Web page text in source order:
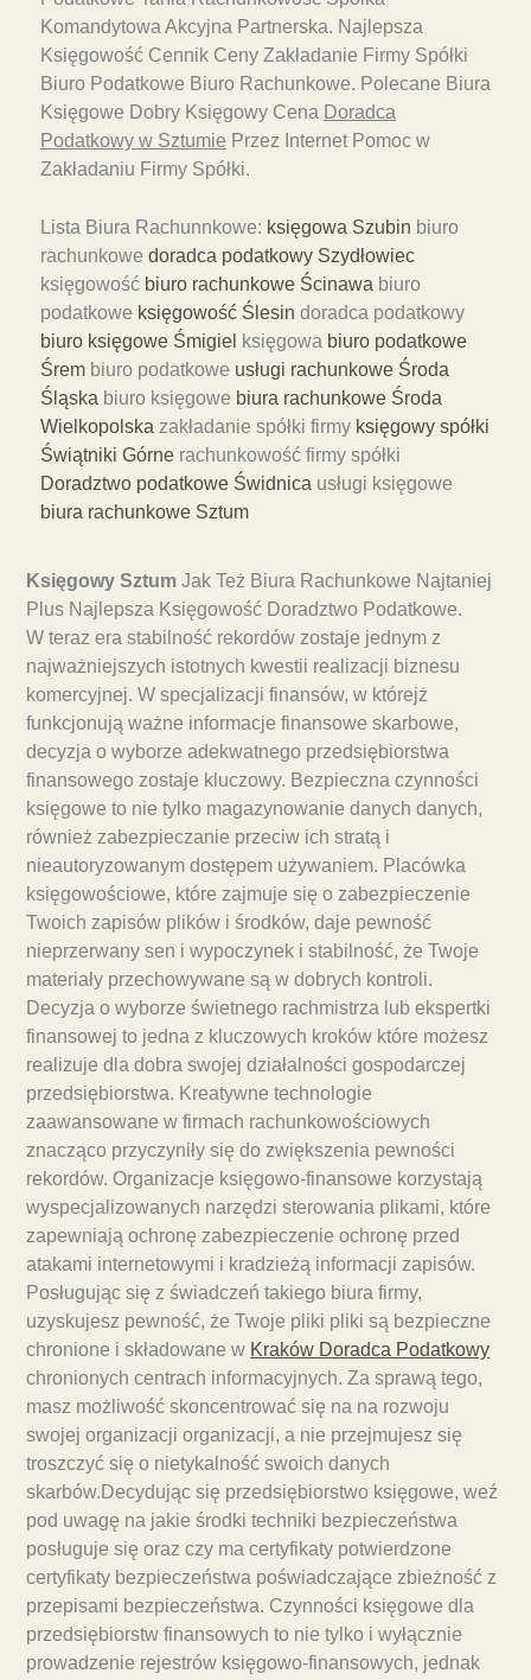
Komandytowa Akcyjna Partnerska. Najlepsza
Księgowość Cennik Ceny Zakładanie Firmy Spółki
Biuro Podatkowe Biuro Rachunkowe. Polecane Biura
Księgowe Dobry Księgowy Cena Doradca
Podatkowy w Sztumie Przez Internet Pomoc w
Zakładaniu Firmy Spółki.
Lista Biura Rachunnkowe: księgowa Szubin biuro
rachunkowe doradca podatkowy Szydłowiec
księgowość biuro rachunkowe Ścinawa biuro
podatkowe księgowość Ślesin doradca podatkowy
biuro księgowe Śmigiel księgowa biuro podatkowe
Śrem biuro podatkowe usługi rachunkowe Środa
Śląska biuro księgowe biura rachunkowe Środa
Wielkopolska zakładanie spółki firmy księgowy spółki
Świątniki Górne rachunkowość firmy spółki
Doradztwo podatkowe Świdnica usługi księgowe
biura rachunkowe Sztum
Księgowy Sztum Jak Też Biura Rachunkowe Najtaniej
Plus Najlepsza Księgowość Doradztwo Podatkowe.
W teraz era stabilność rekordów zostaje jednym z
najważniejszych istotnych kwestii realizacji biznesu
komercyjnej. W specjalizacji finansów, w którejż
funkcjonują ważne informacje finansowe skarbowe,
decyzja o wyborze adekwatnego przedsiębiorstwa
finansowego zostaje kluczowy. Bezpieczna czynności
księgowe to nie tylko magazynowanie danych danych,
również zabezpieczanie przeciw ich stratą i
nieautoryzowanym dostępem używaniem. Placówka
księgowościowe, które zajmuje się o zabezpieczenie
Twoich zapisów plików i środków, daje pewność
nieprzerwany sen i wypoczynek i stabilność, że Twoje
materiały przechowywane są w dobrych kontroli.
Decyzja o wyborze świetnego rachmistrza lub ekspertki
finansowej to jedna z kluczowych kroków które możesz
realizuje dla dobra swojej działalności gospodarczej
przedsiębiorstwa. Kreatywne technologie
zaawansowane w firmach rachunkowościowych
znacząco przyczyniły się do zwiększenia pewności
rekordów. Organizacje księgowo-finansowe korzystają
wyspecjalizowanych narzędzi sterowania plikami, które
zapewniają ochronę zabezpieczenie ochronę przed
atakami internetowymi i kradzieżą informacji zapisów.
Posługując się z świadczeń takiego biura firmy,
uzyskujesz pewność, że Twoje pliki pliki są bezpieczne
chronione i składowane w Kraków Doradca Podatkowy
chronionych centrach informacyjnych. Za sprawą tego,
masz możliwość skoncentrować się na na rozwoju
swojej organizacji organizacji, a nie przejmujesz się
troszczyć się o nietykalność swoich danych
skarbów.Decydując się przedsiębiorstwo księgowe, weź
pod uwagę na jakie środki techniki bezpieczeństwa
posługuje się oraz czy ma certyfikaty potwierdzone
certyfikaty bezpieczeństwa poświadczające zbieżność z
przepisami bezpieczeństwa. Czynności księgowe dla
przedsiębiorstw finansowych to nie tylko i wyłącznie
prowadzenie rejestrów księgowo-finansowych, jednak